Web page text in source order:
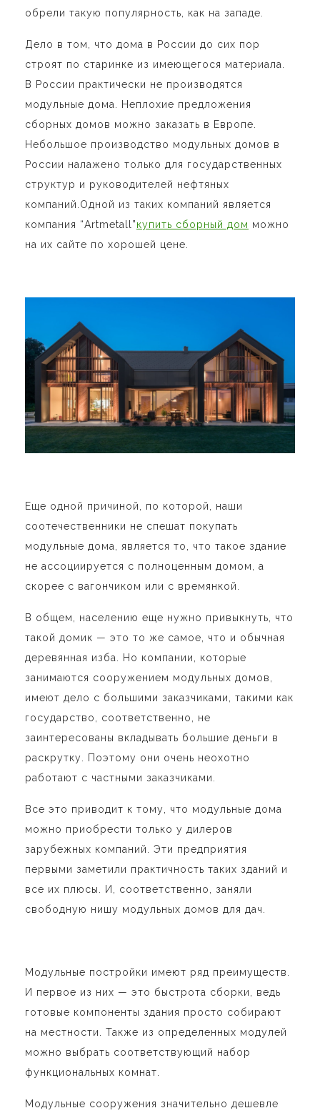
обрели такую популярность, как на западе.
Дело в том, что дома в России до сих пор
строят по старинке из имеющегося материала.
В России практически не производятся
модульные дома. Неплохие предложения
сборных домов можно заказать в Европе.
Небольшое производство модульных домов в
России налажено только для государственных
структур и руководителей нефтяных
компаний.Одной из таких компаний является
компания “Artmetall”купить сборный дом можно
на их сайте по хорошей цене.
Еще одной причиной, по которой, наши
соотечественники не спешат покупать
модульные дома, является то, что такое здание
не ассоциируется с полноценным домом, а
скорее с вагончиком или с времянкой.
В общем, населению еще нужно привыкнуть, что
такой домик — это то же самое, что и обычная
деревянная изба. Но компании, которые
занимаются сооружением модульных домов,
имеют дело с большими заказчиками, такими как
государство, соответственно, не
заинтересованы вкладывать большие деньги в
раскрутку. Поэтому они очень неохотно
работают с частными заказчиками.
Все это приводит к тому, что модульные дома
можно приобрести только у дилеров
зарубежных компаний. Эти предприятия
первыми заметили практичность таких зданий и
все их плюсы. И, соответственно, заняли
свободную нишу модульных домов для дач.
Модульные постройки имеют ряд преимуществ.
И первое из них — это быстрота сборки, ведь
готовые компоненты здания просто собирают
на местности. Также из определенных модулей
можно выбрать соответствующий набор
функциональных комнат.
Модульные сооружения значительно дешевле